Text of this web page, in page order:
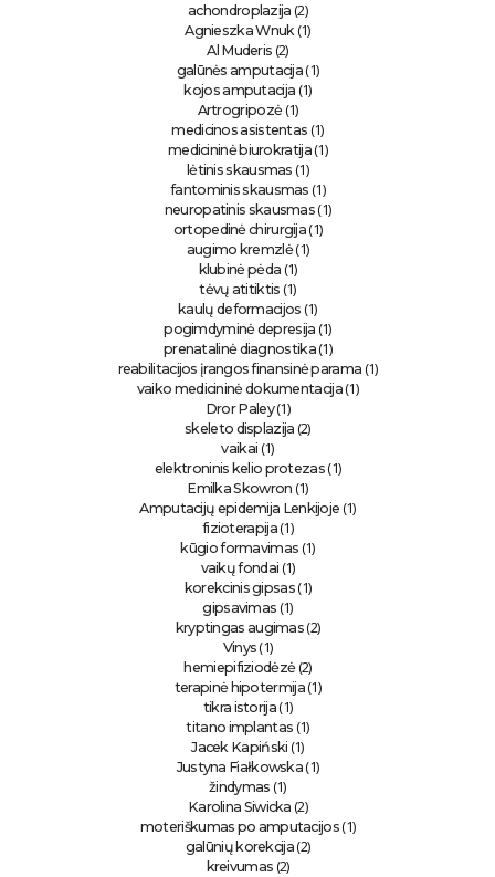
achondroplazija (2)
Agnieszka Wnuk(1)
Al Muderis (2)
galūnės amputacija (1)
kojos amputacija (1)
Artrogripozė(1)
medicinos asistentas (1)
medicininė biurokratija(1)
lėtinis skausmas (1)
fantominis skausmas (1)
neuropatinis skausmas (1)
ortopedinė chirurgija (1)
augimo kremzlė(1)
klubinė pėda (1)
tėvų atitiktis (1)
kaulų deformacijos (1)
pogimdyminė depresija (1)
prenatalinė diagnostika(1)
reabilitacijos įrangos finansinė parama (1)
vaiko medicininė dokumentacija(1)
Dror Paley(1)
skeleto displazija (2)
vaikai (1)
elektroninis kelio protezas(1)
Emilka Skowron (1)
Amputacijų epidemija Lenkijoje (1)
fizioterapija(1)
kūgio formavimas (1)
vaikų fondai (1)
korekcinis gipsas(1)
gipsavimas (1)
kryptingas augimas (2)
Vinys (1)
hemiepifiziodėzė(2)
terapinė hipotermija(1)
tikra istorija (1)
titano implantas (1)
Jacek Kapiński (1)
Justyna Fiałkowska (1)
žindymas (1)
Karolina Siwicka (2)
moteriškumas po amputacijos(1)
galūnių korekcija(2)
kreivumas (2)